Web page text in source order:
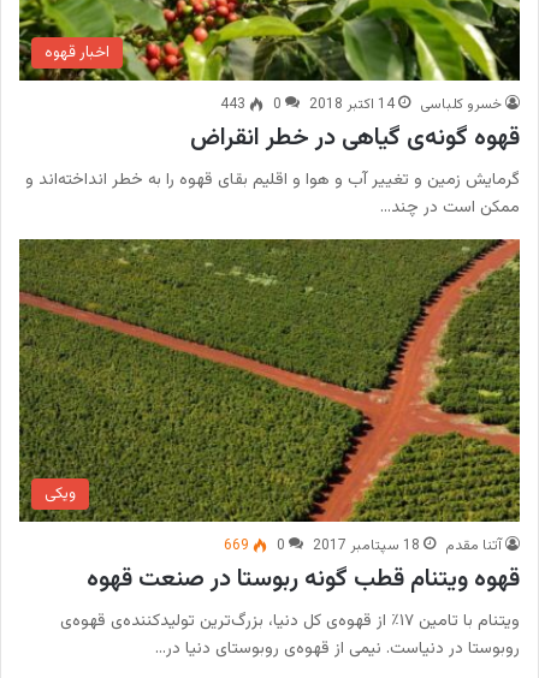
اخبار قهوه
خسرو کلباسی 14 اکتبر 2018 0
443
قهوه گونه‌ی گیاهی در خطر انقراض
گرمایش زمین و تغییر آب و هوا و اقلیم بقای قهوه را به خطر انداخته‌اند و
ممکن است در چند…
ویکی
آتنا مقدم 18 سپتامبر 2017 0
669
قهوه ویتنام قطب گونه ربوستا در صنعت قهوه
ویتنام با تامین ۱۷٪ از قهوه‌ی کل دنیا، بزرگ‌ترین تولیدکننده‌ی قهوه‌ی
روبوستا در دنیاست. نیمی از قهوه‌ی روبوستای دنیا در…